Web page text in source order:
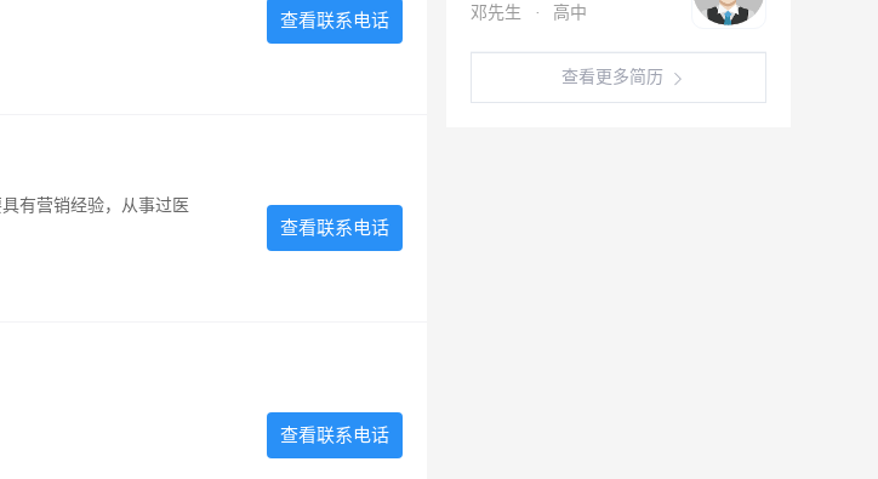
邓先生 · 高中
查看更多简历
查看联系电话
有营销经验，从事过医
查看联系电话
查看联系电话